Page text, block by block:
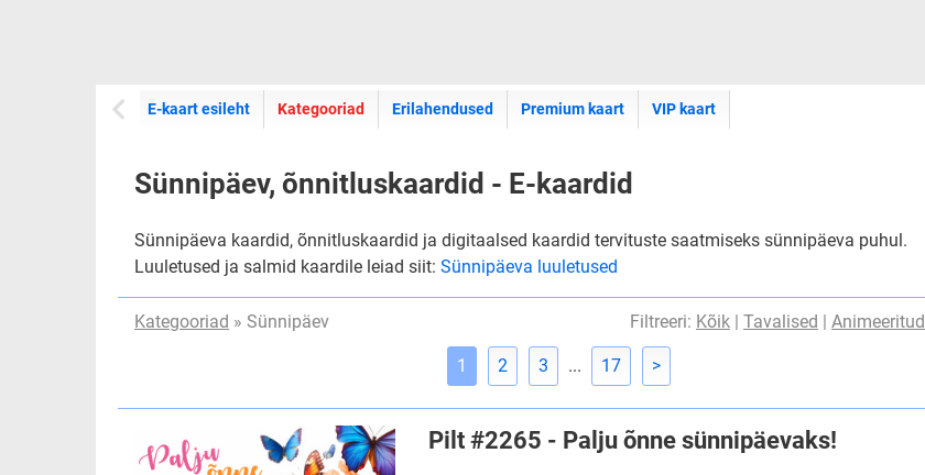
E-kaart esileht E-kaartide
Kategooriad Erilahendused Premium kaart VIP kaart
Sünnipäev, õnnitluskaardid - E-kaardid
Sünnipäeva kaardid, õnnitluskaardid ja digitaalsed kaardid tervituste saatmiseks sünnipäeva puhul.
Luuletused ja salmid kaardile leiad siit: Sünnipäeva luuletused
Kategooriad » Sünnipäev Filtreeri: Kõik | Tavalised | Animeeritud
1 2 3 ... 17 >
Pilt #2265 - Palju õnne sünnipäevaks!